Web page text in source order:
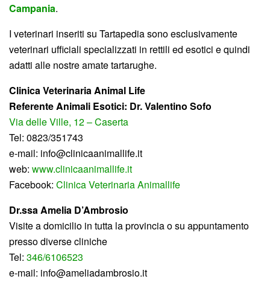
Campania.
I veterinari inseriti su Tartapedia sono esclusivamente
veterinari ufficiali specializzati in rettili ed esotici e quindi
adatti alle nostre amate tartarughe.
Clinica Veterinaria Animal Life
Referente Animali Esotici: Dr. Valentino Sofo
Via delle Ville, 12 – Caserta
Tel: 0823/351743
e-mail: info@clinicaanimallife.it
web: www.clinicaanimallife.it
Facebook: Clinica Veterinaria Animallife
Dr.ssa Amelia D’Ambrosio
Visite a domicilio in tutta la provincia o su appuntamento
presso diverse cliniche
Tel: 346/6106523
e-mail: info@ameliadambrosio.it